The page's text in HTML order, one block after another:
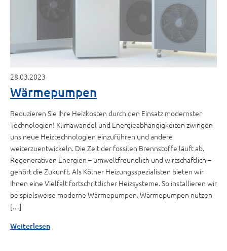
28.03.2023
Wärmepumpen
Reduzieren Sie Ihre Heizkosten durch den Einsatz modernster
Technologien! Klimawandel und Energieabhängigkeiten zwingen
uns neue Heiztechnologien einzuführen und andere
weiterzuentwickeln. Die Zeit der fossilen Brennstoffe läuft ab.
Regenerativen Energien – umweltfreundlich und wirtschaftlich –
gehört die Zukunft. Als Kölner Heizungsspezialisten bieten wir
Ihnen eine Vielfalt fortschrittlicher Heizsysteme. So installieren wir
beispielsweise moderne Wärmepumpen. Wärmepumpen nutzen
[…]
Weiterlesen